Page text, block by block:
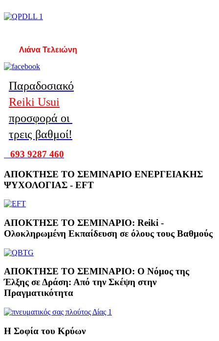
Λιάνα Τελειώνη
Παραδοσιακό
Reiki Usui
προσφορά οι
τρεις βαθμοί!
693 9287 460
ΑΠΟΚΤΗΣΕ ΤΟ ΣΕΜΙΝΑΡΙΟ ΕΝΕΡΓΕΙΑΚΗΣ
ΨΥΧΟΛΟΓΙΑΣ - EFT
ΑΠΟΚΤΗΣΕ ΤΟ ΣΕΜΙΝΑΡΙΟ: Reiki -
Ολοκληρωμένη Εκπαίδευση σε όλους τους Βαθμούς
ΑΠΟΚΤΗΣΕ ΤΟ ΣΕΜΙΝΑΡΙΟ: Ο Νόμος της
Έλξης σε Δράση: Από την Σκέψη στην
Πραγματικότητα
Η Σοφία του Κρύων